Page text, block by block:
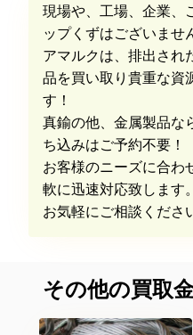
現場や、工場、企業、
ップくずはございませ
アマルクは、排出され
品を買い取り貴重な資
す！
真鍮の他、金属製品な
ち込みはご予約不要！
お客様のニーズに合わ
軟に迅速対応致します。
お気軽にご相談くださ
その他の買取